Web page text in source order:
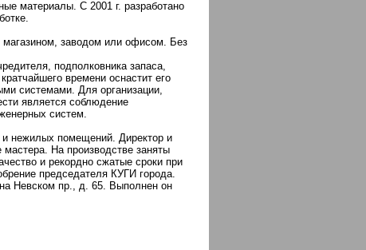
материалы. С 2001 г. разработано
магазином, заводом или офисом. Без
подполковника запаса,
времени оснастит его
системами. Для организации,
является соблюдение
систем.
нежилых помещений. Директор и
На производстве заняты
и рекордно сжатые сроки при
председателя КУГИ города.
Невском пр., д. 65. Выполнен он